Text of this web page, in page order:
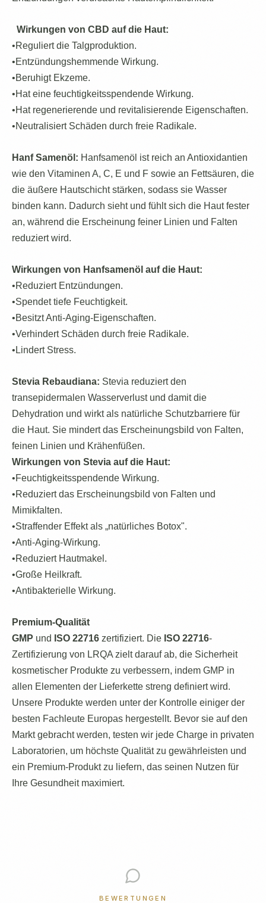
Wirkungen von CBD auf die Haut:
•Reguliert die Talgproduktion.
•Entzündungshemmende Wirkung.
•Beruhigt Ekzeme.
•Hat eine feuchtigkeitsspendende Wirkung.
•Hat regenerierende und revitalisierende Eigenschaften.
•Neutralisiert Schäden durch freie Radikale.
Hanf Samenöl: Hanfsamenöl ist reich an Antioxidantien
wie den Vitaminen A, C, E und F sowie an Fettsäuren, die
die äußere Hautschicht stärken, sodass sie Wasser
binden kann. Dadurch sieht und fühlt sich die Haut fester
an, während die Erscheinung feiner Linien und Falten
reduziert wird.
Wirkungen von Hanfsamenöl auf die Haut:
•Reduziert Entzündungen.
•Spendet tiefe Feuchtigkeit.
•Besitzt Anti-Aging-Eigenschaften.
•Verhindert Schäden durch freie Radikale.
•Lindert Stress.
Stevia Rebaudiana: Stevia reduziert den
transepidermalen Wasserverlust und damit die
Dehydration und wirkt als natürliche Schutzbarriere für
die Haut. Sie mindert das Erscheinungsbild von Falten,
feinen Linien und Krähenfüßen.
Wirkungen von Stevia auf die Haut:
•Feuchtigkeitsspendende Wirkung.
•Reduziert das Erscheinungsbild von Falten und
Mimikfalten.
•Straffender Effekt als „natürliches Botox".
•Anti-Aging-Wirkung.
•Reduziert Hautmakel.
•Große Heilkraft.
•Antibakterielle Wirkung.
Premium-Qualität
GMP und ISO 22716 zertifiziert. Die ISO 22716-
Zertifizierung von LRQA zielt darauf ab, die Sicherheit
kosmetischer Produkte zu verbessern, indem GMP in
allen Elementen der Lieferkette streng definiert wird.
Unsere Produkte werden unter der Kontrolle einiger der
besten Fachleute Europas hergestellt. Bevor sie auf den
Markt gebracht werden, testen wir jede Charge in privaten
Laboratorien, um höchste Qualität zu gewährleisten und
ein Premium-Produkt zu liefern, das seinen Nutzen für
Ihre Gesundheit maximiert.
BEWERTUNGEN